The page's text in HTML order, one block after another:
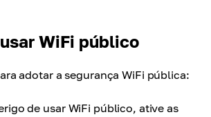
WiFi público
adotar a segurança WiFi pública:
de usar WiFi público, ative as